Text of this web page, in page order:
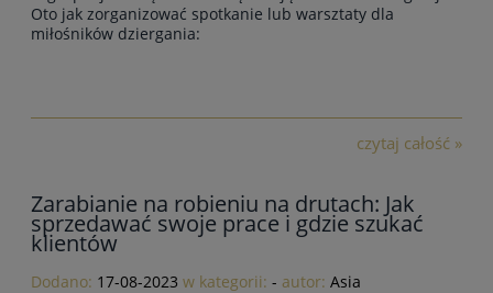
Oto jak zorganizować spotkanie lub warsztaty dla
miłośników dziergania:
czytaj całość »
Zarabianie na robieniu na drutach: Jak
sprzedawać swoje prace i gdzie szukać
klientów
Dodano: 17-08-2023 w kategorii: - autor: Asia